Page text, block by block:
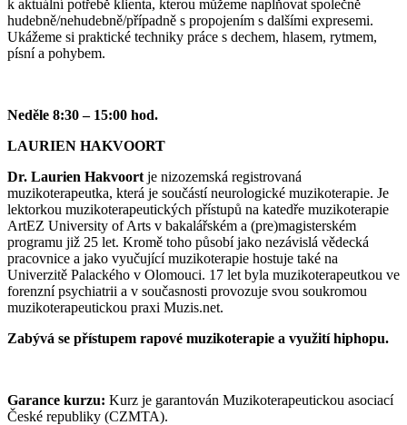
k aktuální potřebě klienta, kterou můžeme naplňovat společně
hudebně/nehudebně/případně s propojením s dalšími expresemi.
Ukážeme si praktické techniky práce s dechem, hlasem, rytmem,
písní a pohybem.
Neděle 8:30 – 15:00 hod.
LAURIEN HAKVOORT
Dr. Laurien Hakvoort je nizozemská registrovaná
muzikoterapeutka, která je součástí neurologické muzikoterapie. Je
lektorkou muzikoterapeutických přístupů na katedře muzikoterapie
ArtEZ University of Arts v bakalářském a (pre)magisterském
programu již 25 let. Kromě toho působí jako nezávislá vědecká
pracovnice a jako vyučující muzikoterapie hostuje také na
Univerzitě Palackého v Olomouci. 17 let byla muzikoterapeutkou ve
forenzní psychiatrii a v současnosti provozuje svou soukromou
muzikoterapeutickou praxi Muzis.net.
Zabývá se přístupem rapové muzikoterapie a využití hiphopu.
Garance kurzu: Kurz je garantován Muzikoterapeutickou asociací
České republiky (CZMTA).